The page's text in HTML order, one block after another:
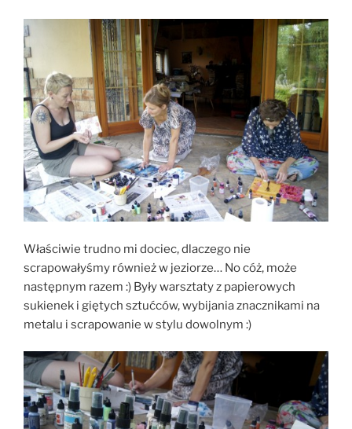
Właściwie trudno mi dociec, dlaczego nie
scrapowałyśmy również w jeziorze… No cóż, może
następnym razem :) Były warsztaty z papierowych
sukienek i giętych sztućców, wybijania znacznikami na
metalu i scrapowanie w stylu dowolnym :)